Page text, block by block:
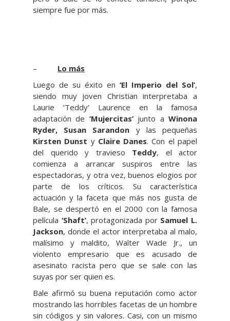
siempre fue por más.
– Lo más
Luego de su éxito en ‘El Imperio del Sol’,
siendo muy joven Christian interpretaba a
Laurie ‘Teddy’ Laurence en la famosa
adaptación de ‘Mujercitas’junto aWinona
Ryder, Susan Sarandon y las pequeñas
Kirsten Dunst y Claire Danes. Con el papel
del querido y travieso Teddy, el actor
comienza a arrancar suspiros entre las
espectadoras, y otra vez, buenos elogios por
parte de los críticos. Su característica
actuación y la faceta que más nos gusta de
Bale, se despertó en el 2000 con la famosa
película ‘Shaft’, protagonizada por Samuel L.
Jackson, donde el actor interpretaba al malo,
malísimo y maldito, Walter Wade Jr., un
violento empresario que es acusado de
asesinato racista pero que se sale con las
suyas por ser quien es.
Bale afirmó su buena reputación como actor
mostrando las horribles facetas de un hombre
sin códigos y sin valores. Casi, con un mismo